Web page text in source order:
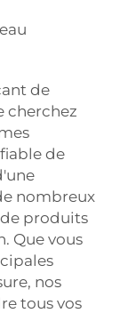
de
cherchez
de
nombreux
produits
Que vous
nos
tous vos